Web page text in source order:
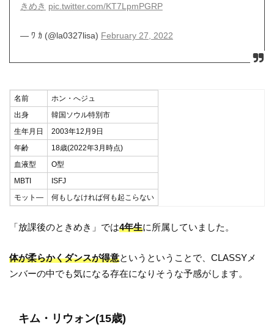
きめき pic.twitter.com/KT7LpmPGRP
— ️ﾜ ｶ️ (@la0327lisa) February 27, 2022
名前
ホン・へジュ
出身
韓国ソウル特別市
生年月日
2003年12月9日
年齢
18歳(2022年3月時点)
血液型
O型
MBTI
ISFJ
モット―
何もしなければ何も起こらない
「放課後のときめき」では4年生に所属していました。
体が柔らかくダンスが得意というということで、CLASSYメ
ンバーの中でも気になる存在になりそうな予感がします。
キム・リウォン(15歳)